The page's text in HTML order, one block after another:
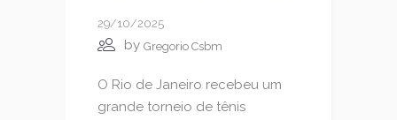
29/10/2025
by Gregorio Csbm
O Rio de Janeiro recebeu um
grande torneio de tênis